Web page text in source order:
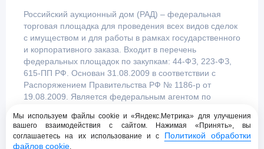
Российский аукционный дом (РАД) – федеральная
торговая площадка для проведения всех видов сделок
с имуществом и для работы в рамках государственного
и корпоративного заказа. Входит в перечень
федеральных площадок по закупкам: 44-ФЗ, 223-ФЗ,
615-ПП РФ. Основан 31.08.2009 в соответствии с
Распоряжением Правительства РФ № 1186-р от
19.08.2009. Является федеральным агентом по
Правительством Российской Федерации.
Мы используем файлы cookie и «Яндекс.Метрика» для улучшения
вашего взаимодействия с сайтом. Нажимая «Принять», вы
соглашаетесь на их использование и с Политикой обработки
файлов cookie.